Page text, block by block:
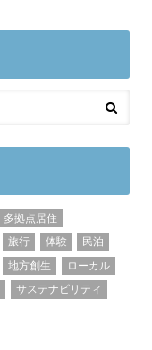
多拠点居住
旅行 体験
民泊
地方創生
ローカル
サステナビリティ